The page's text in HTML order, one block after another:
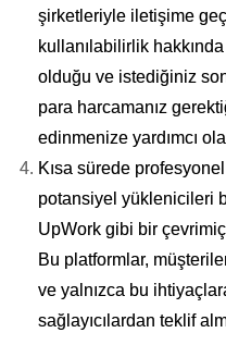
şirketleriyle iletişime
kullanılabilirlik
olduğu ve istediğiniz
para harcamanız
edinmenize yardımcı
Kısa sürede
potansiyel yüklenicileri
UpWork gibi bir
Bu platformlar,
ve yalnızca bu
sağlayıcılardan teklif